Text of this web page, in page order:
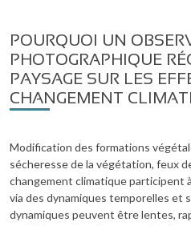
POURQUOI UN
PHOTOGRAPHIQUE
PAYSAGE SUR LES
CHANGEMENT
Modification des formations
sécheresse de la végétation, feux
changement climatique participent
via des dynamiques temporelles et
dynamiques peuvent être lentes,